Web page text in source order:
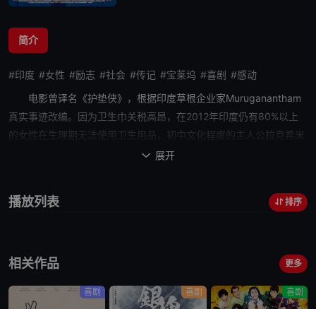
简介
#印度 #女性 #励志 #社会 #传记 #宝莱坞 #喜剧 #感动
电影曾译名《护垫侠》，根据印度草根企业家Muruganantham
真实事迹改编。因为卫生巾关税高昂，在2012年印度仍有80%以上
的女性在生理期无法使用卫生用品，初中文化程度的主人公拉克希米
（阿克谢·库玛尔 饰）为了妻子（拉迪卡·艾普特 饰）的健康，寻找低
饰），最终发明了低成本卫生巾生产机器，并开放专利，为印度全国
姐妹们强大后，国家才会强盛。”
 展开
播放列表 排序
相关作品 更多
喜剧 喜剧 喜剧